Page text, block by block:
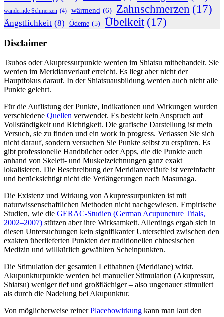
wandernde Schmerzen (4) wärmend (6) Zahnschmerzen (17)
Ängstlichkeit (8) Ödeme (5) Übelkeit (17)
Disclaimer
Tsubos oder Akupressurpunkte werden im Shiatsu mitbehandelt. Sie
werden im Meridianverlauf erreicht. Es liegt aber nicht der
Hauptfokus darauf. In der Shiatsuausbildung werden auch nicht alle
Punkte gelehrt.
Für die Auflistung der Punkte, Indikationen und Wirkungen wurden
verschiedene Quellen verwendet. Es besteht kein Anspruch auf
Vollständigkeit und Richtigkeit. Die grafische Darstellung ist mein
Versuch, sie zu finden und ein work in progress. Verlassen Sie sich
nicht darauf, sondern versuchen Sie Punkte selbst zu erspüren. Es
gibt professionelle Handbücher oder Apps, die die Punkte auch
anhand von Skelett- und Muskelzeichnungen ganz exakt
lokalisieren. Die Beschreibung der Meridianverläufe ist vereinfacht
und berücksichtigt nicht die Verlängerungen nach Masunaga.
Die Existenz und Wirkung von Akupressurpunkten ist mit
naturwissenschaftlichen Methoden nicht nachgewiesen. Empirische
Studien, wie die GERAC-Studien (German Acupuncture Trials,
2002–2007) stützen aber ihre Wirksamkeit. Allerdings ergab sich in
diesen Untersuchungen kein signifikanter Unterschied zwischen den
exakten überlieferten Punkten der traditionellen chinesischen
Medizin und willkürlich gewählten Scheinpunkten.
Die Stimulation der gesamten Leitbahnen (Meridiane) wirkt.
Akupunkturpunkte werden bei manueller Stimulation (Akupressur,
Shiatsu) weniger tief und großflächiger – also ungenauer stimuliert
als durch die Nadelung bei Akupunktur.
Von möglicherweise reinerPlacebowirkung kann man laut den